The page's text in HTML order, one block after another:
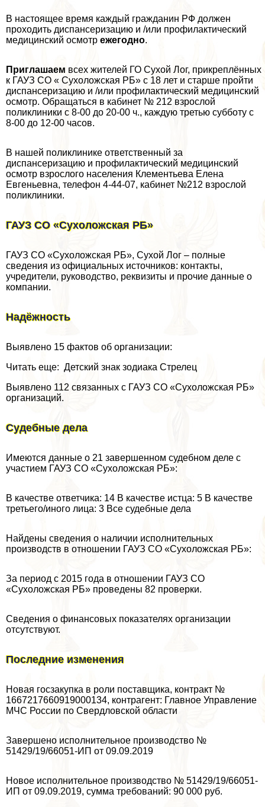
В настоящее время каждый гражданин РФ должен
проходить диспансеризацию и /или профилактический
медицинский осмотр ежегодно.
Приглашаем всех жителей ГО Сухой Лог, прикреплённых
к ГАУЗ СО « Сухоложская РБ» с 18 лет и старше пройти
диспансеризацию и /или профилактический медицинский
осмотр. Обращаться в кабинет № 212 взрослой
поликлиники с 8-00 до 20-00 ч., каждую третью субботу с
8-00 до 12-00 часов.
В нашей поликлинике ответственный за
диспансеризацию и профилактический медицинский
осмотр взрослого населения Клементьева Елена
Евгеньевна, телефон 4-44-07, кабинет №212 взрослой
поликлиники.
ГАУЗ СО «Сухоложская РБ»
ГАУЗ СО «Сухоложская РБ», Сухой Лог – полные
сведения из официальных источников: контакты,
учредители, руководство, реквизиты и прочие данные о
компании.
Надёжность
Выявлено 15 фактов об организации:
Читать еще: Детский знак зодиака Стрелец
Выявлено 112 связанных c ГАУЗ СО «Сухоложская РБ»
организаций.
Судебные дела
Имеются данные о 21 завершенном судебном деле с
участием ГАУЗ СО «Сухоложская РБ»:
В качестве ответчика: 14 В качестве истца: 5 В качестве
третьего/иного лица: 3 Все судебные дела
Найдены сведения о наличии исполнительных
производств в отношении ГАУЗ СО «Сухоложская РБ»:
За период с 2015 года в отношении ГАУЗ СО
«Сухоложская РБ» проведены 82 проверки.
Сведения о финансовых показателях организации
отсутствуют.
Последние изменения
Новая госзакупка в роли поставщика, контpaкт №
1667217660919000134, контрагент: Главное Управление
МЧС России по Свердловской области
Завершено исполнительное производство №
51429/19/66051-ИП от 09.09.2019
Новое исполнительное производство № 51429/19/66051-
ИП от 09.09.2019, сумма требований: 90 000 руб.